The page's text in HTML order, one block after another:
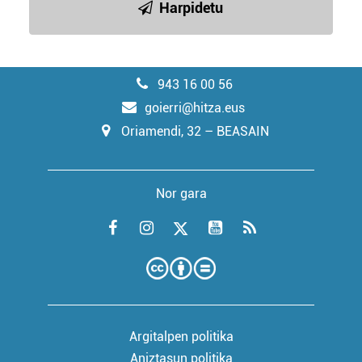
Harpidetu
943 16 00 56
goierri@hitza.eus
Oriamendi, 32 – BEASAIN
Nor gara
Argitalpen politika
Aniztasun politika